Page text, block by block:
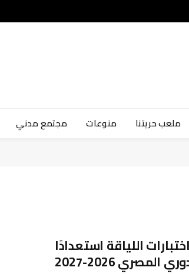
ملعب حريتنا منوعات مجتمع مدني
اختبارات اللياقة استعدادًا
2026-2027